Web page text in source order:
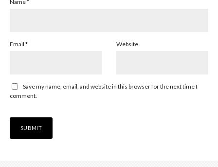
Name*
Email * Website
Save my name, email, and website in this browser for the next time I
comment.